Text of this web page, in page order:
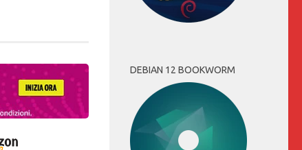
DEBIAN 12 BOOKWORM